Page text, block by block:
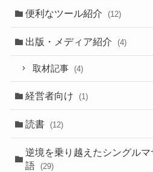
便利なツール紹介 (12)
出版・メディア紹介 (4)
取材記事 (4)
経営者向け (1)
読書 (12)
逆境を乗り越えたシングル
語
(29)